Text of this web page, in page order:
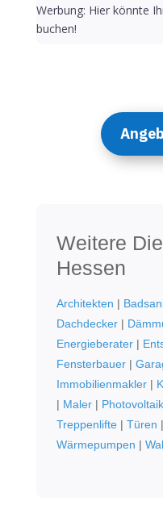
Werbung: Hier könnte
buchen!
Weitere
Hessen
Architekten |
Dachdecker|
Energieberater|
Fensterbauer|
Immobilienmakler|
| Maler| Photovoltaik
Treppenlifte| Türen |
Wärmepumpen |